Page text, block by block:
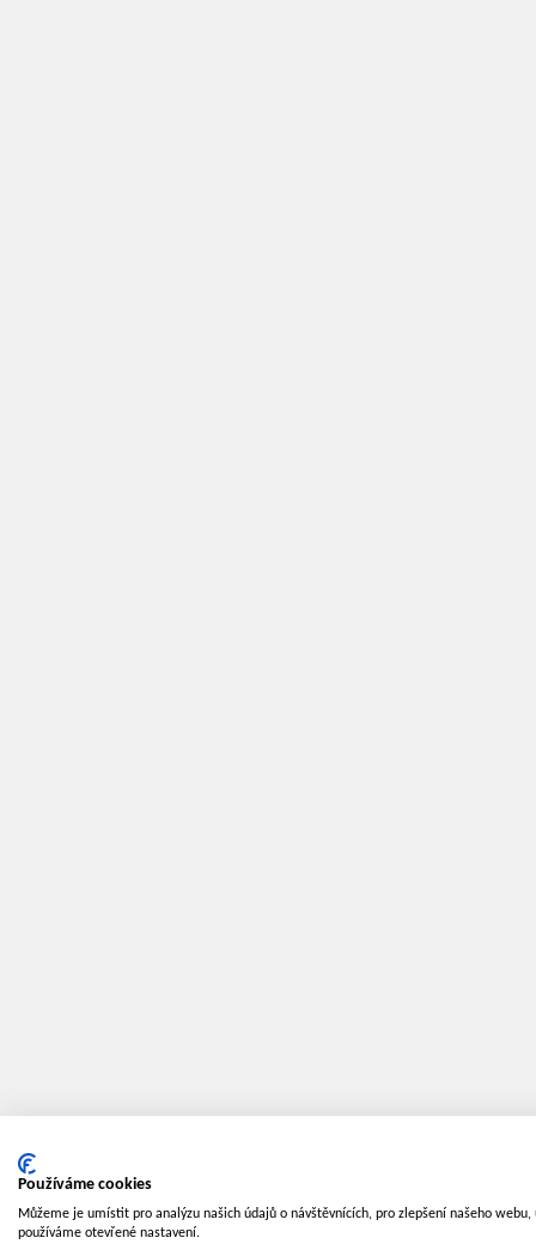
Používáme cookies
Můžeme je umístit pro analýzu našich údajů o návštěvnících, pro zlepšení našeho
používáme otevřené nastavení.